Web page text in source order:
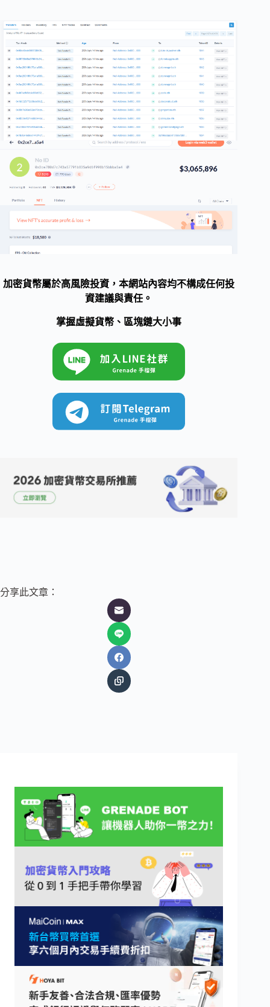
加密貨幣屬於高風險投資，本網站內容均不構成任何投
資建議與責任。
掌握虛擬貨幣、區塊鏈大小事
分享此文章：